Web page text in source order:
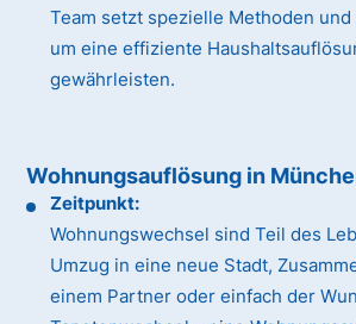
Team setzt spezielle Methoden und
um eine effiziente
gewährleisten.
Wohnungsauflösung in
Zeitpunkt:
Wohnungswechsel sind Teil des
Umzug in eine neue Stadt,
einem Partner oder einfach der